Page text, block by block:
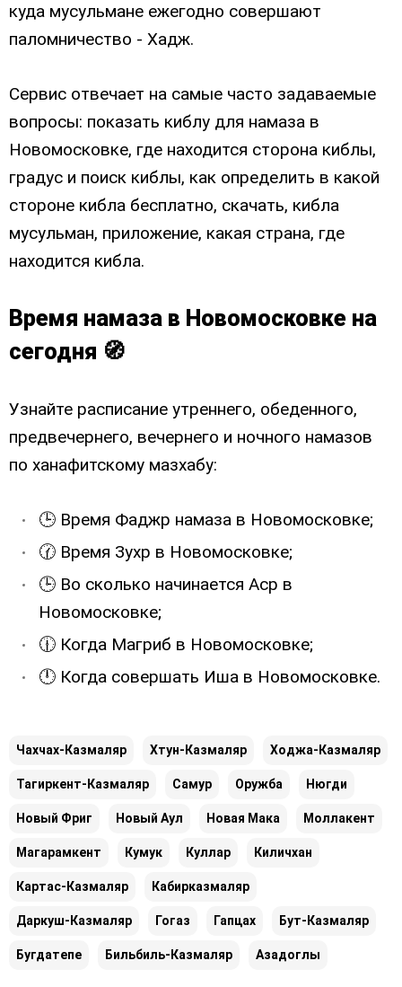
куда мусульмане ежегодно совершают
паломничество - Хадж.
Сервис отвечает на самые часто задаваемые
вопросы: показать киблу для намаза в
Новомосковке, где находится сторона киблы,
градус и поиск киблы, как определить в какой
стороне кибла бесплатно, скачать, кибла
мусульман, приложение, какая страна, где
находится кибла.
Время намаза в Новомосковке на
сегодня 🧭
Узнайте расписание утреннего, обеденного,
предвечернего, вечернего и ночного намазов
по ханафитскому мазхабу:
🕒 Время Фаджр намаза в Новомосковке;
🕜 Время Зухр в Новомосковке;
🕒 Во сколько начинается Аср в
Новомосковке;
🕧 Когда Магриб в Новомосковке;
🕛 Когда совершать Иша в Новомосковке.
Чахчах-Казмаляр Хтун-Казмаляр Ходжа-Казмаляр
Тагиркент-Казмаляр Самур Оружба Нюгди
Новый Фриг Новый Аул Новая Мака Моллакент
Магарамкент Кумук Куллар Киличхан
Картас-Казмаляр Кабирказмаляр
Даркуш-Казмаляр Гогаз Гапцах Бут-Казмаляр
Бугдатепе Бильбиль-Казмаляр Азадоглы